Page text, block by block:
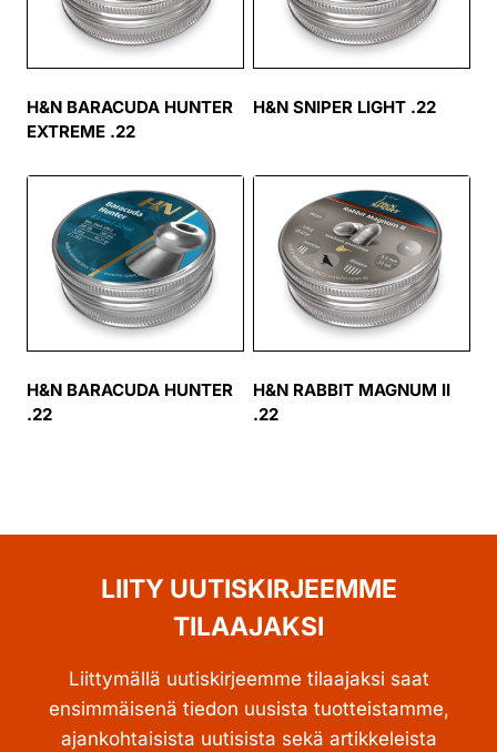
H&N BARACUDA HUNTER
EXTREME .22
H&N SNIPER LIGHT .22
H&N BARACUDA HUNTER
.22
H&N RABBIT MAGNUM II
.22
LIITY UUTISKIRJEEMME
TILAAJAKSI
Liittymällä uutiskirjeemme tilaajaksi saat
ensimmäisenä tiedon uusista tuotteistamme,
ajankohtaisista uutisista sekä artikkeleista